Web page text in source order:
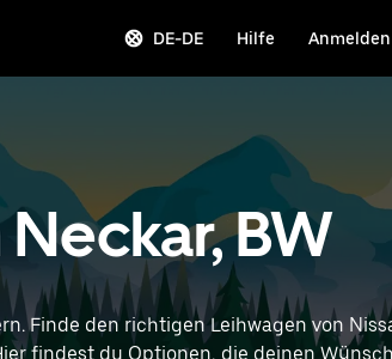
DE-DE Hilfe Anmelden
BW
Finde den richtigen Leihwagen von
findest du Optionen, die deinen